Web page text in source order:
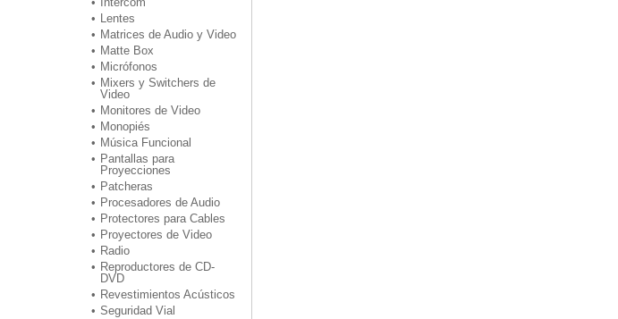
Lentes
Matrices de Audio y Video
Matte Box
Micrófonos
Mixers y Switchers de
Video
Monitores de Video
Monopiés
Música Funcional
Pantallas para
Proyecciones
Patcheras
Procesadores de Audio
Protectores para Cables
Proyectores de Video
Radio
Reproductores de CD-
DVD
Revestimientos Acústicos
Seguridad Vial